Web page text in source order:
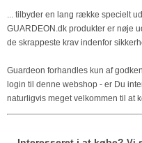
... tilbyder en lang række specielt
GUARDEON.dk produkter er nøje
de skrappeste krav indenfor
Guardeon forhandles kun af
login til denne webshop - er Du
naturligvis meget velkommen til at